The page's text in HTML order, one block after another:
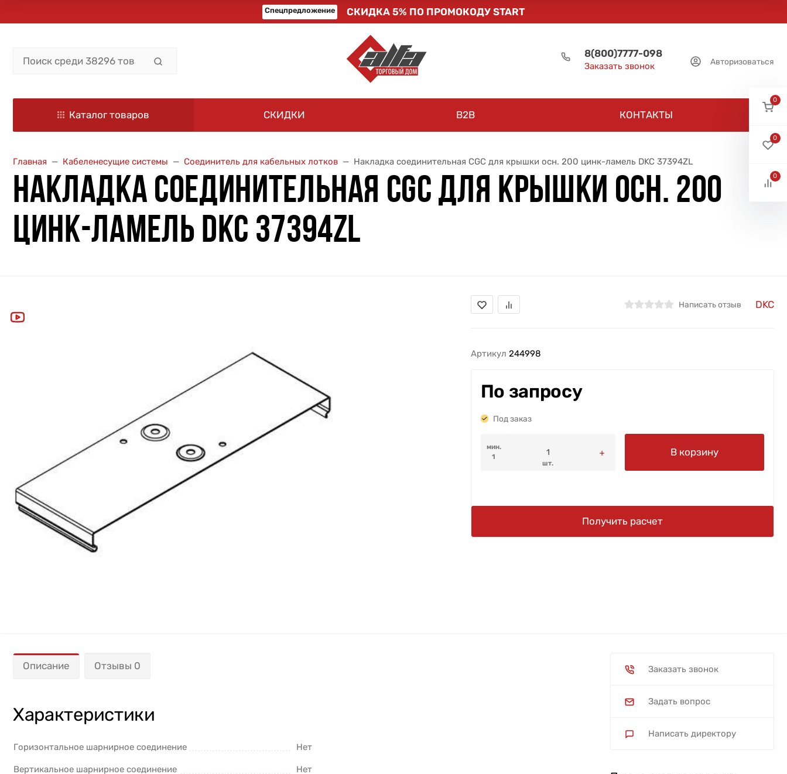
Спецпредложение СКИДКА 5% ПО ПРОМОКОДУ START
8(800)7777-098
Заказать звонок Авторизоваться
Каталог товаров СКИДКИ B2B КОНТАКТЫ
Главная Кабеленесущие системы Соединитель для кабельных лотков Накладка соединительная CGC для крышки осн. 200 цинк-ламель DKC 37394ZL
НАКЛАДКА СОЕДИНИТЕЛЬНАЯ CGC ДЛЯ КРЫШКИ ОСН. 200
ЦИНК-ЛАМЕЛЬ DKC 37394ZL
Написать отзыв DKC
Артикул 244998
По запросу
Под заказ
мин.
1
шт.
В корзину
Получить расчет
Описание Отзывы 0
Характеристики
Горизонтальное шарнирное соединение Нет
Вертикальное шарнирное соединение Нет
Заказать звонок
Задать вопрос
Написать директору
0
0
0